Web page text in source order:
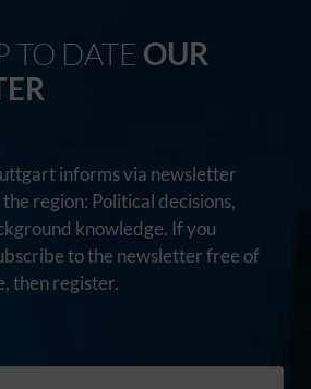
TO DATE OUR
informs via newsletter
region: Political decisions,
knowledge. If you
to the newsletter free of
then register.